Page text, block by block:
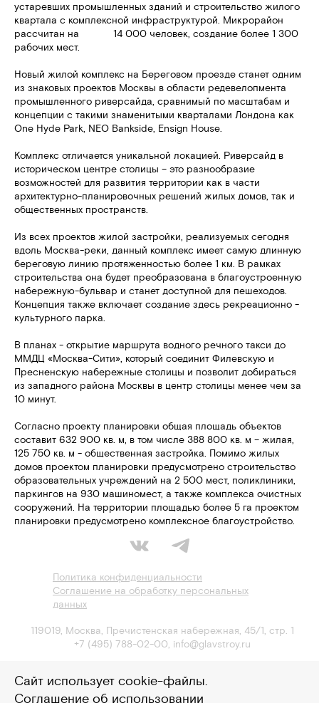
устаревших промышленных зданий и строительство жилого
квартала с комплексной инфраструктурой. Микрорайон
рассчитан на 14 000 человек, создание более 1 300
рабочих мест.
Новый жилой комплекс на Береговом проезде станет одним
из знаковых проектов Москвы в области редевелопмента
промышленного риверсайда, сравнимый по масштабам и
концепции с такими знаменитыми кварталами Лондона как
One Hyde Park, NEO Bankside, Ensign House.
Комплекс отличается уникальной локацией. Риверсайд в
историческом центре столицы – это разнообразие
возможностей для развития территории как в части
архитектурно-планировочных решений жилых домов, так и
общественных пространств.
Из всех проектов жилой застройки, реализуемых сегодня
вдоль Москва-реки, данный комплекс имеет самую длинную
береговую линию протяженностью более 1 км. В рамках
строительства она будет преобразована в благоустроенную
набережную-бульвар и станет доступной для пешеходов.
Концепция также включает создание здесь рекреационно -
культурного парка.
В планах - открытие маршрута водного речного такси до
ММДЦ «Москва-Сити», который соединит Филевскую и
Пресненскую набережные столицы и позволит добираться
из западного района Москвы в центр столицы менее чем за
10 минут.
Согласно проекту планировки общая площадь объектов
составит 632 900 кв. м, в том числе 388 800 кв. м – жилая,
125 750 кв. м - общественная застройка. Помимо жилых
домов проектом планировки предусмотрено строительство
образовательных учреждений на 2 500 мест, поликлиники,
паркингов на 930 машиномест, а также комплекса очистных
сооружений. На территории площадью более 5 га проектом
планировки предусмотрено комплексное благоустройство.
Политика конфиденциальности
Соглашение на обработку персональных
данных
119019, Москва Пречистенская набережная, 45/1, стр. 1
+7 (495) 788-02-00 info@glavstroy.ru
Сайт использует cookie-файлы.
Соглашение об использовании